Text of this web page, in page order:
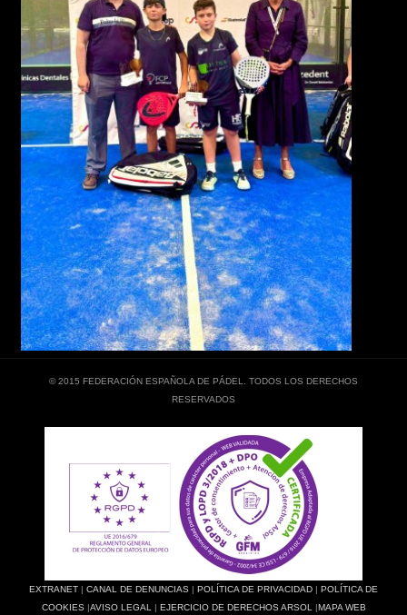
© 2015 FEDERACIÓN ESPAÑOLA DE PÁDEL. TODOS LOS DERECHOS
RESERVADOS
EXTRANET | CANAL DE DENUNCIAS | POLÍTICA DE PRIVACIDAD | POLÍTICA DE
COOKIES|AVISO LEGAL | EJERCICIO DE DERECHOS ARSOL |MAPA WEB